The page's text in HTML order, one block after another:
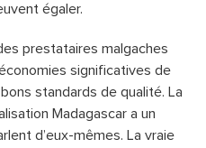
égaler.
prestataires malgaches
significatives de
standards de qualité. La
Madagascar a un
d’eux-mêmes. La vraie